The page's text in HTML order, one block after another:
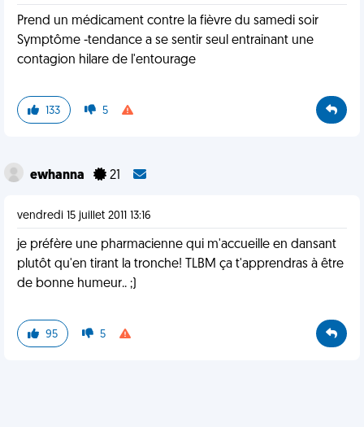
Prend un médicament contre la fièvre du samedi soir
Symptôme -tendance a se sentir seul entrainant une
contagion hilare de l'entourage
133 5
ewhanna 21
vendredi 15 juillet 2011 13:16
je préfère une pharmacienne qui m'accueille en dansant
plutôt qu'en tirant la tronche! TLBM ça t'apprendras à être
de bonne humeur.. ;)
95 5